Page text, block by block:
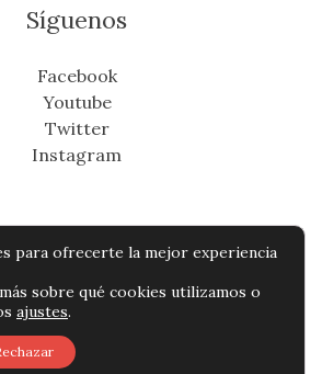
Síguenos
Facebook
Youtube
Twitter
Instagram
os direitos reservados -
suresteinfo.com
Contacto
para ofrecerte la mejor experiencia
sobre qué cookies utilizamos o
ajustes.